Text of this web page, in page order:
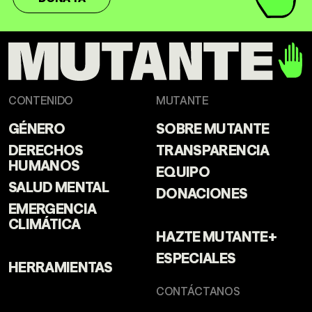
CONTENIDO
GÉNERO
DERECHOS
HUMANOS
SALUD MENTAL
EMERGENCIA
CLIMÁTICA
HERRAMIENTAS
MUTANTE
SOBRE MUTANTE
TRANSPARENCIA
EQUIPO
DONACIONES
HAZTE MUTANTE+
ESPECIALES
CONTÁCTANOS